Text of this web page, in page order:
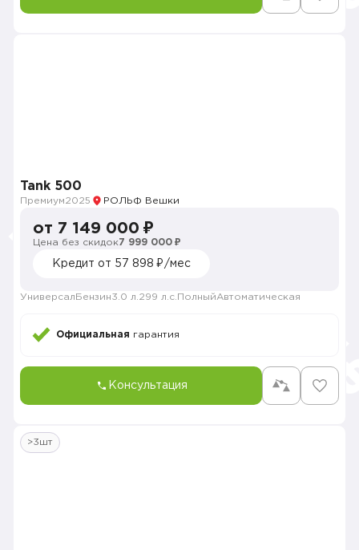
Tank 500
Премиум2025 РОЛЬФ Вешки
от 7 149 000 ₽
Цена без скидок7 999 000 ₽
Кредит от 57 898 ₽/мес
Универсал Бензин3.0 л. 299 л.с. ПолныйАвтоматическая
Официальная гарантия
Консультация
>3шт